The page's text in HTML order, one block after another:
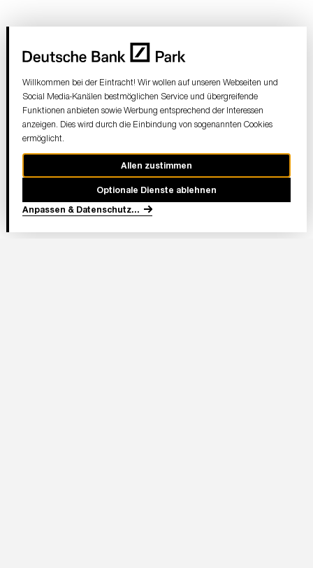
Willkommen bei der Eintracht! Wir wollen auf unseren Webseiten und
Social Media-Kanälen bestmöglichen Service und übergreifende
Funktionen anbieten sowie Werbung entsprechend der Interessen
anzeigen. Dies wird durch die Einbindung von sogenannten Cookies
ermöglicht.
Allen zustimmen
Optionale Dienste ablehnen
Anpassen & Datenschutz...